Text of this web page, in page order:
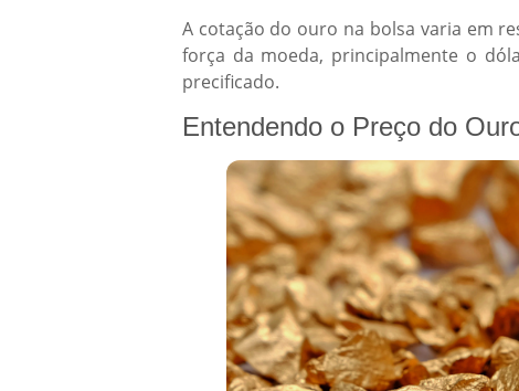
A cotação do ouro na bolsa varia em
força da moeda, principalmente o
precificado.
Entendendo o Preço do